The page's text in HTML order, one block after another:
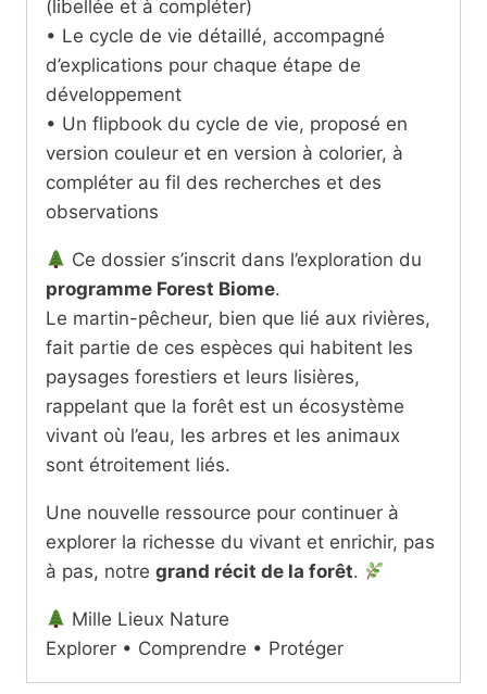
(libellée et à compléter)
• Le cycle de vie détaillé, accompagné
d’explications pour chaque étape de
développement
• Un flipbook du cycle de vie, proposé en
version couleur et en version à colorier, à
compléter au fil des recherches et des
observations
Ce dossier s’inscrit dans l’exploration du
programme Forest Biome.
Le martin-pêcheur, bien que lié aux rivières,
fait partie de ces espèces qui habitent les
paysages forestiers et leurs lisières,
rappelant que la forêt est un écosystème
vivant où l’eau, les arbres et les animaux
sont étroitement liés.
Une nouvelle ressource pour continuer à
explorer la richesse du vivant et enrichir, pas
à pas, notre grand récit de la forêt.
Mille Lieux Nature
Explorer • Comprendre • Protéger